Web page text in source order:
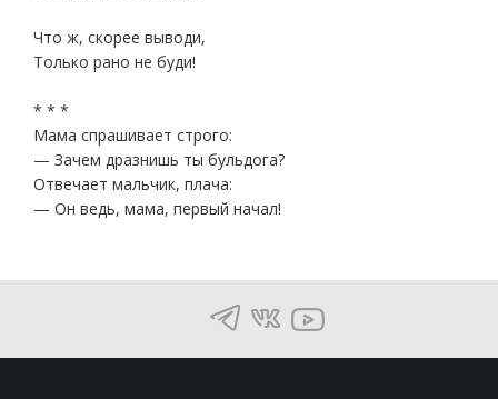
Что ж, скорее выводи,
Только рано не буди!
* * *
Мама спрашивает строго:
— Зачем дразнишь ты бульдога?
Отвечает мальчик, плача:
— Он ведь, мама, первый начал!